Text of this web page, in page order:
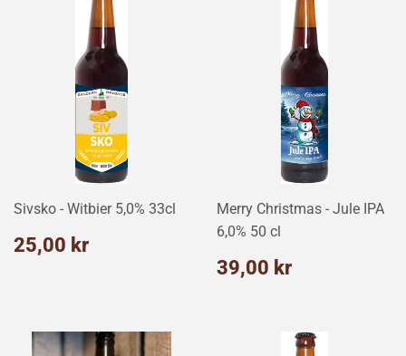
Sivsko - Witbier 5,0% 33cl
Normalpris
25,00 kr
Merry Christmas - Jule IPA
6,0% 50 cl
Normalpris
39,00 kr